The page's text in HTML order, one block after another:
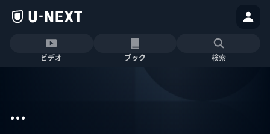
ビデオ ブック 検索
...